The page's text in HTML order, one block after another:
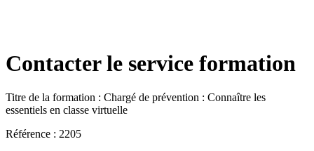
Contacter le service formation
Titre de la formation : Chargé de prévention : Connaître les
essentiels en classe virtuelle
Référence : 2205